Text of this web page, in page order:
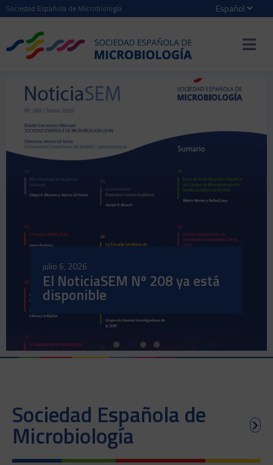
Sociedad Española de Microbiología
NOTICIAS DESTACADAS
julio 6, 2026
El NoticiaSEM Nº 208 ya está
disponible
Sociedad Española de
Microbiología